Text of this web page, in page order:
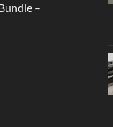
–